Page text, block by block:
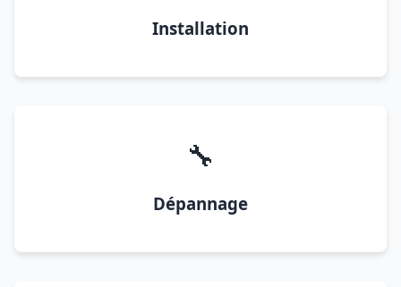
Installation
🔧
Dépannage